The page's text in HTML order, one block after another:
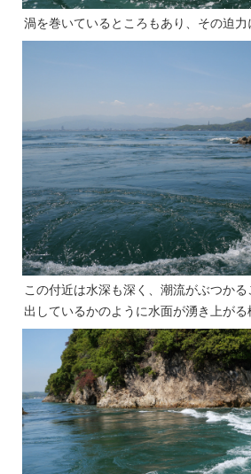
渦を巻いているところもあり、その迫力
この付近は水深も深く、潮流がぶつか
出しているかのように水面が湧き上がる